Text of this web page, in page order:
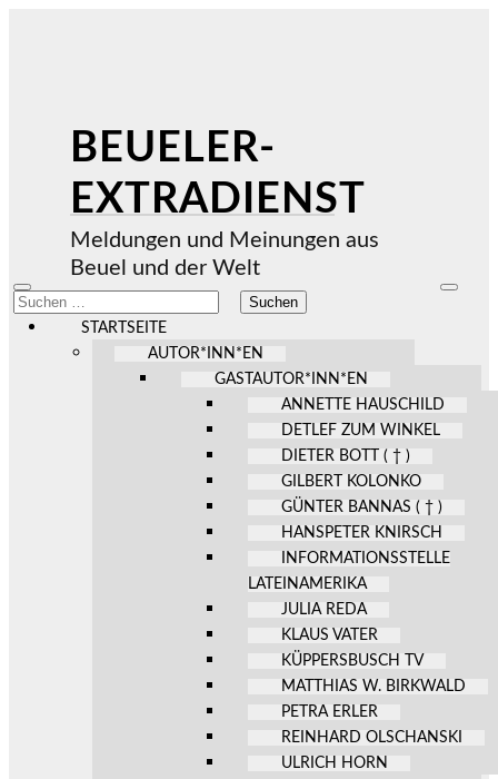
BEUELER-
EXTRADIENST
Meldungen und Meinungen aus
Beuel und der Welt
Mobile-
Menü
ein-/ausblenden
Suchen
nach:
STARTSEITE
AUTOR*INN*EN
GASTAUTOR*INN*EN
ANNETTE HAUSCHILD
DETLEF ZUM WINKEL
DIETER BOTT ( † )
GILBERT KOLONKO
GÜNTER BANNAS ( † )
HANSPETER KNIRSCH
INFORMATIONSSTELLE
LATEINAMERIKA
JULIA REDA
KLAUS VATER
KÜPPERSBUSCH TV
MATTHIAS W. BIRKWALD
PETRA ERLER
REINHARD OLSCHANSKI
ULRICH HORN